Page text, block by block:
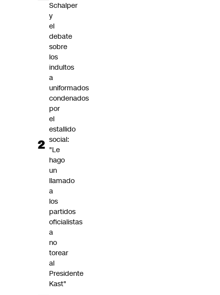
Schalper
y
el
debate
sobre
los
indultos
a
uniformados
condenados
por
el
estallido
social:
"Le
hago
un
llamado
a
los
partidos
oficialistas
a
no
torear
al
Presidente
Kast"